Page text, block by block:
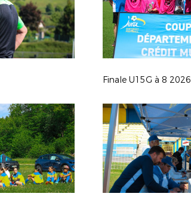
Finale U15G à 8 2026